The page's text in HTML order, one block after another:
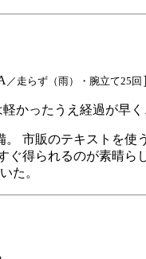
／走らず（雨）・腕立て25回
かったうえ経過が早
。 市販のテキストを
ぐ得られるのが素晴ら
た。